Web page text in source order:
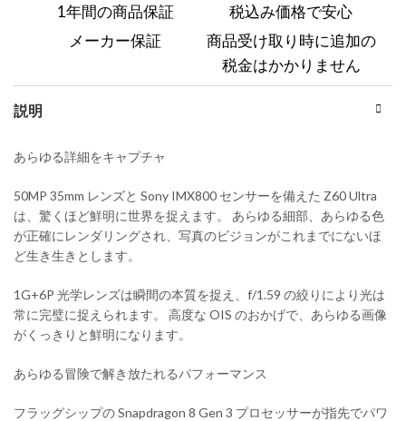
1年間の商品保証
メーカー保証
税込み価格で安心
商品受け取り時に追加の
税金はかかりません
説明
あらゆる詳細をキャプチャ
50MP 35mm レンズと Sony IMX800 センサーを備えた Z60 Ultra
は、驚くほど鮮明に世界を捉えます。 あらゆる細部、あらゆる色
が正確にレンダリングされ、写真のビジョンがこれまでにないほ
ど生き生きとします。
1G+6P 光学レンズは瞬間の本質を捉え、f/1.59 の絞りにより光は
常に完璧に捉えられます。 高度な OIS のおかげで、あらゆる画像
がくっきりと鮮明になります。
あらゆる冒険で解き放たれるパフォーマンス
フラッグシップの Snapdragon 8 Gen 3 プロセッサーが指先でパワ